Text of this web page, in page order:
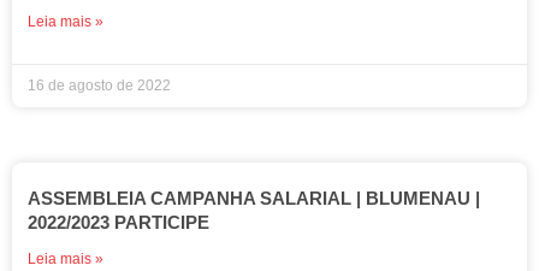
Leia mais »
16 de agosto de 2022
ASSEMBLEIA CAMPANHA SALARIAL | BLUMENAU |
2022/2023 PARTICIPE
Leia mais »